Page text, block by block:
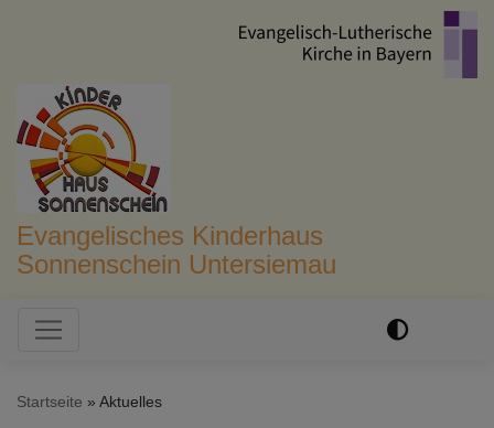
Evangelisches Kinderhaus
Sonnenschein Untersiemau
Hauptnavigation
Startseite Aktuelles